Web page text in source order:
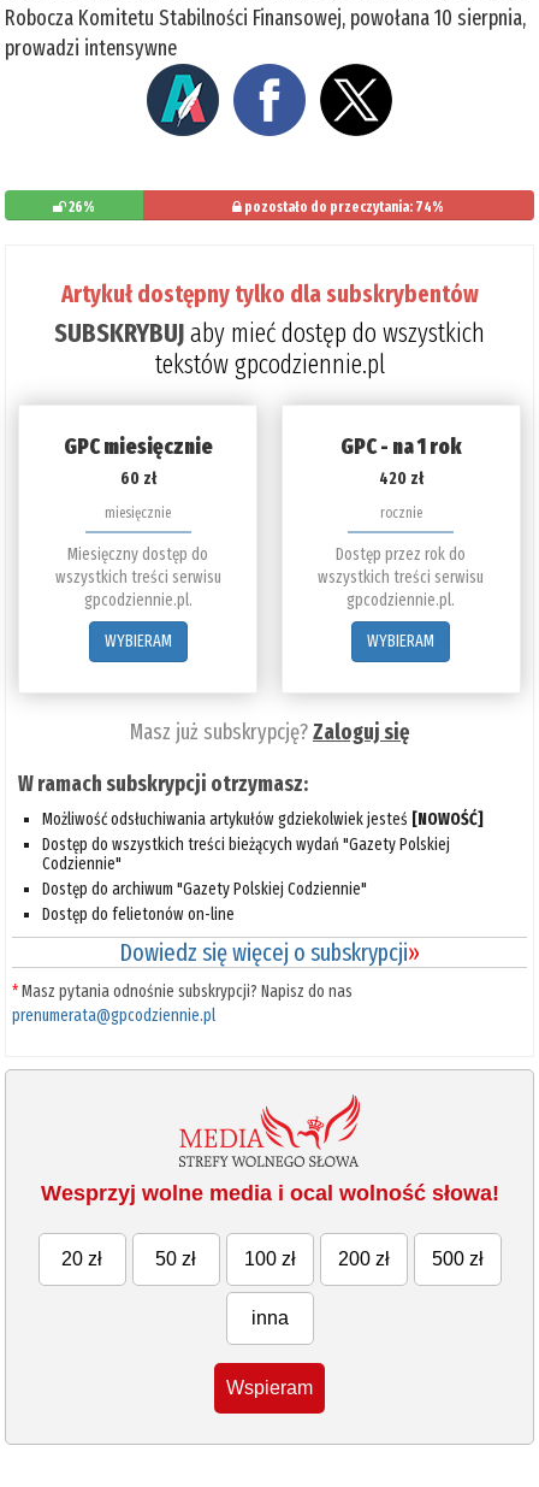
Robocza Komitetu Stabilności Finansowej, powołana 10 sierpnia,
prowadzi intensywne
26% pozostało do przeczytania: 74%
Artykuł dostępny tylko dla subskrybentów
SUBSKRYBUJaby mieć dostęp do wszystkich
tekstów gpcodziennie.pl
GPC miesięcznie
60 zł
miesięcznie
Miesięczny dostęp do
wszystkich treści serwisu
gpcodziennie.pl.
WYBIERAM
GPC - na 1 rok
420 zł
rocznie
Dostęp przez rok do
wszystkich treści serwisu
gpcodziennie.pl.
WYBIERAM
Masz już subskrypcję?Zaloguj się
W ramach subskrypcji otrzymasz:
Możliwość odsłuchiwania artykułów gdziekolwiek jesteś [NOWOŚĆ]
Dostęp do wszystkich treści bieżących wydań "Gazety Polskiej
Codziennie"
Dostęp do archiwum "Gazety Polskiej Codziennie"
Dostęp do felietonów on-line
Dowiedz się więcej o subskrypcji»
*Masz pytania odnośnie subskrypcji? Napisz do nas
prenumerata@gpcodziennie.pl
Wesprzyj wolne media i ocal wolność słowa!
20 zł 50 zł 100 zł 200 zł 500 zł
inna
Wspieram